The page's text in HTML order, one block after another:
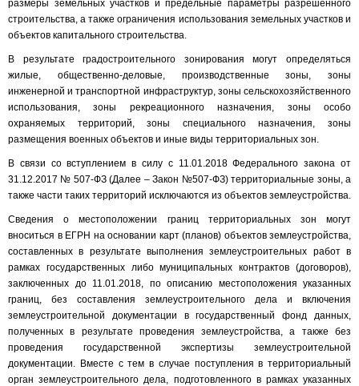
размеры земельных участков и предельные параметры разрешенного
строительства, а также ограничения использования земельных участков и
объектов капитального строительства.
В результате градостроительного зонирования могут определяться
жилые, общественно-деловые, производственные зоны, зоны
инженерной и транспортной инфраструктур, зоны сельскохозяйственного
использования, зоны рекреационного назначения, зоны особо
охраняемых территорий, зоны специального назначения, зоны
размещения военных объектов и иные виды территориальных зон.
В связи со вступлением в силу с 11.01.2018 Федерального закона от
31.12.2017 № 507-ФЗ (Далее – Закон №507-ФЗ) территориальные зоны, а
также части таких территорий исключаются из объектов землеустройства.
Сведения о местоположении границ территориальных зон могут
вноситься в ЕГРН на основании карт (планов) объектов землеустройства,
составленных в результате выполнения землеустроительных работ в
рамках государственных либо муниципальных контрактов (договоров),
заключенных до 11.01.2018, по описанию местоположения указанных
границ, без составления землеустроительного дела и включения
землеустроительной документации в государственный фонд данных,
полученных в результате проведения землеустройства, а также без
проведения государственной экспертизы землеустроительной
документации. Вместе с тем в случае поступления в территориальный
орган землеустроительного дела, подготовленного в рамках указанных